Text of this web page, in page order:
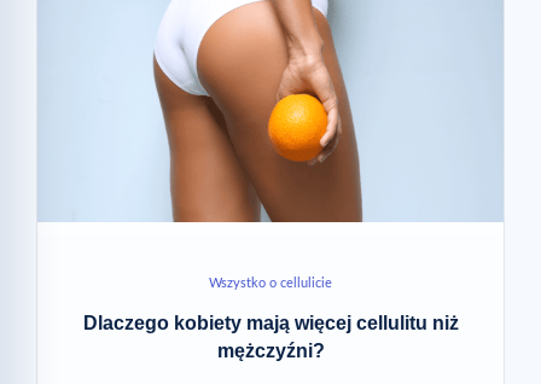
Wszystko o cellulicie
Dlaczego kobiety mają więcej cellulitu niż
mężczyźni?